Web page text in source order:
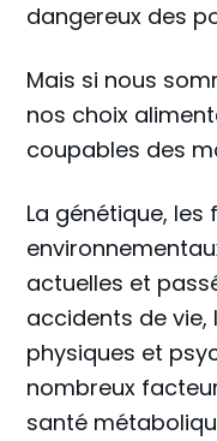
dangereux des
Mais si nous
nos choix
coupables des
La génétique, les
actuelles et
accidents de
physiques et
nombreux
santé